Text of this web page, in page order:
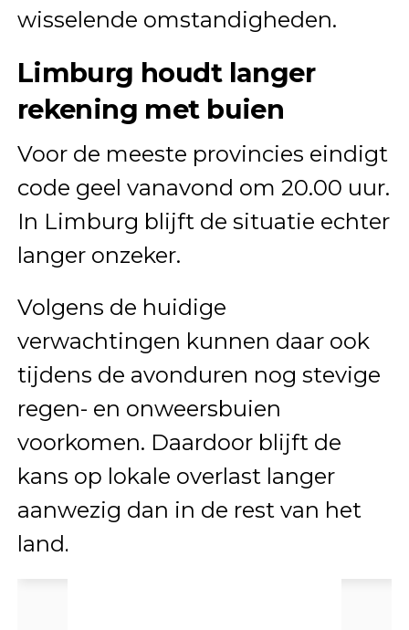
wisselende omstandigheden.
Limburg houdt langer
rekening met buien
Voor de meeste provincies eindigt
code geel vanavond om 20.00 uur.
In Limburg blijft de situatie echter
langer onzeker.
Volgens de huidige
verwachtingen kunnen daar ook
tijdens de avonduren nog stevige
regen- en onweersbuien
voorkomen. Daardoor blijft de
kans op lokale overlast langer
aanwezig dan in de rest van het
land.